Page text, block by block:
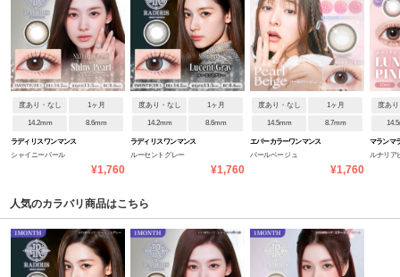
度あり・なし 1ヶ月
14.2mm 8.6mm
ラディリス ワンマンス
シャイニーパール
¥1,760
度あり・なし 1ヶ月
14.2mm 8.6mm
ラディリス ワンマンス
ルーセントグレー
¥1,760
度あり・なし 1ヶ月
14.5mm 8.7mm
エバーカラーワンマンス
パールベージュ
¥1,760
度あ
マランマ
ルナリア
人気のカラバリ商品はこちら